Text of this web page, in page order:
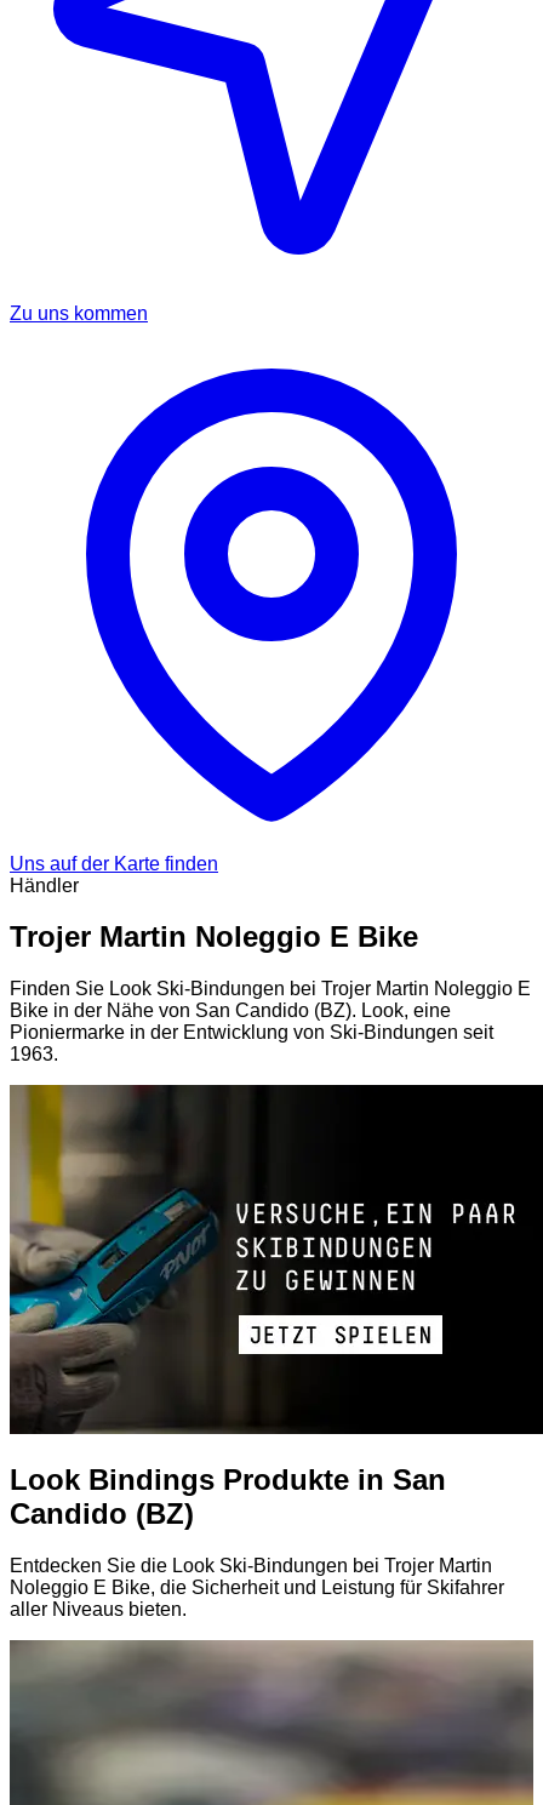
Zu uns kommen
Uns auf der Karte finden
Händler
Trojer Martin Noleggio E Bike
Finden Sie Look Ski-Bindungen bei Trojer Martin Noleggio E
Bike in der Nähe von San Candido (BZ). Look, eine
Pioniermarke in der Entwicklung von Ski-Bindungen seit
1963.
Look Bindings Produkte in San
Candido (BZ)
Entdecken Sie die Look Ski-Bindungen bei Trojer Martin
Noleggio E Bike, die Sicherheit und Leistung für Skifahrer
aller Niveaus bieten.